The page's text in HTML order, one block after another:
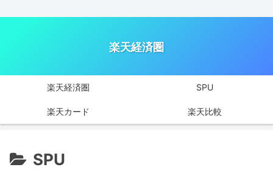
楽天経済圏
楽天経済圏 SPU
楽天カード 楽天比較
SPU